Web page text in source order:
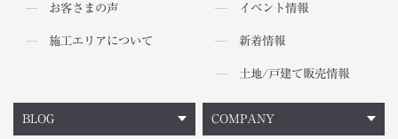
お客さまの声
施工エリアについて
イベント情報
新着情報
土地/戸建て販売情報
BLOG COMPANY